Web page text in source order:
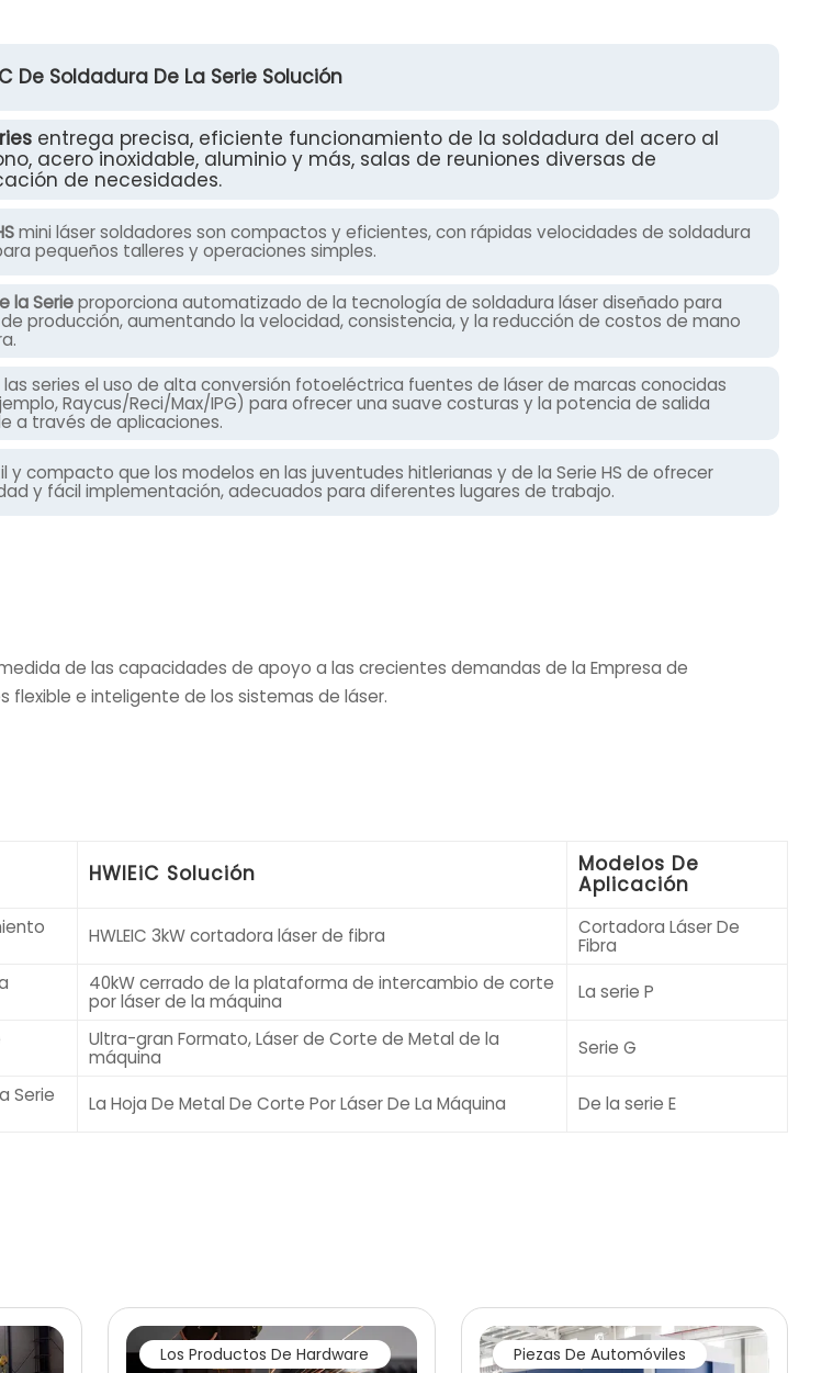
De Soldadura De La Serie Solución
entrega precisa, eficiente funcionamiento de la soldadura del acero al
acero inoxidable, aluminio y más, salas de reuniones diversas de
de necesidades.
mini láser soldadores son compactos y eficientes, con rápidas velocidades de soldadura
pequeños talleres y operaciones simples.
la Serieproporciona automatizado de la tecnología de soldadura láser diseñado para
producción, aumentando la velocidad, consistencia, y la reducción de costos de mano
las series el uso de alta conversión fotoeléctrica fuentes de láser de marcas conocidas
Raycus/Reci/Max/IPG) para ofrecer una suave costuras y la potencia de salida
a través de aplicaciones.
y compacto que los modelos en las juventudes hitlerianas y de la Serie HS de ofrecer
y fácil implementación, adecuados para diferentes lugares de trabajo.
de las capacidades de apoyo a las crecientes demandas de la Empresa de
e inteligente de los sistemas de láser.
HWlEiC Solución Modelos De
Aplicación
HWLEIC 3kW cortadora láser de fibra
Cortadora Láser De
Fibra
40kW cerrado de la plataforma de intercambio de corte
por láser de la máquina
La serie P
Ultra-gran Formato, Láser de Corte de Metal de la
máquina
Serie G
Serie
La Hoja De Metal De Corte Por Láser De La Máquina De la serie E
Los Productos De Hardware Piezas De Automóviles